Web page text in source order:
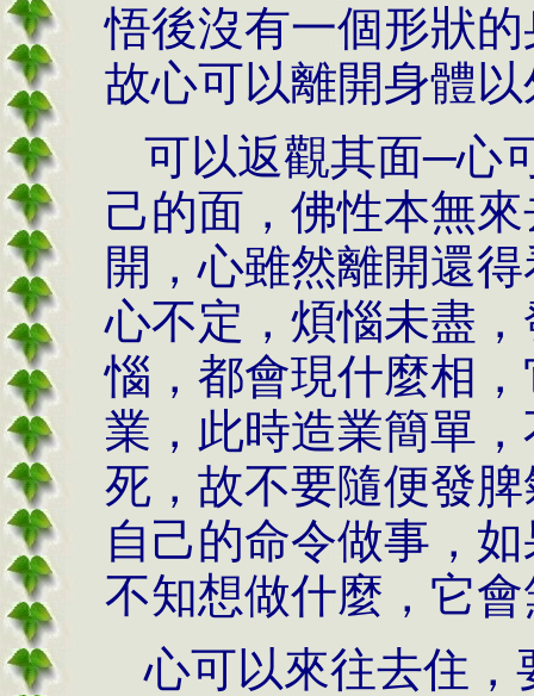
悟後沒有一個形狀
故心可以離開身體
可以返觀其面─心
己的面，佛性本無
開，心雖然離開還
心不定，煩惱未盡
惱，都會現什麼相
業，此時造業簡單
死，故不要隨便發
自己的命令做事，
不知想做什麼，它
心可以來往去住